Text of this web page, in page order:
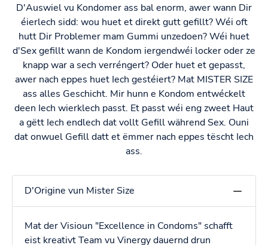
D'Auswiel vu Kondomer ass bal enorm, awer wann Dir
éierlech sidd: wou huet et direkt gutt gefillt? Wéi oft
hutt Dir Problemer mam Gummi unzedoen? Wéi huet
d'Sex gefillt wann de Kondom iergendwéi locker oder ze
knapp war a sech verréngert? Oder huet et gepasst,
awer nach eppes huet Iech gestéiert? Mat MISTER SIZE
ass alles Geschicht. Mir hunn e Kondom entwéckelt
deen Iech wierklech passt. Et passt wéi eng zweet Haut
a gëtt Iech endlech dat vollt Gefill während Sex. Ouni
dat onwuel Gefill datt et ëmmer nach eppes tëscht Iech
ass.
D'Origine vun Mister Size
Mat der Visioun "Excellence in Condoms" schafft
eist kreativt Team vu Vinergy dauernd drun